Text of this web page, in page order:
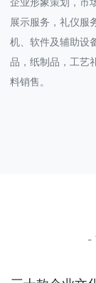
展示服务，礼仪服
机、软件及辅助设
品，纸制品，工艺
料销售。
-